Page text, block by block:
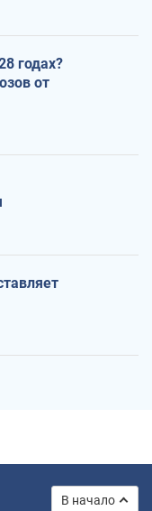
годах?
от
В начало